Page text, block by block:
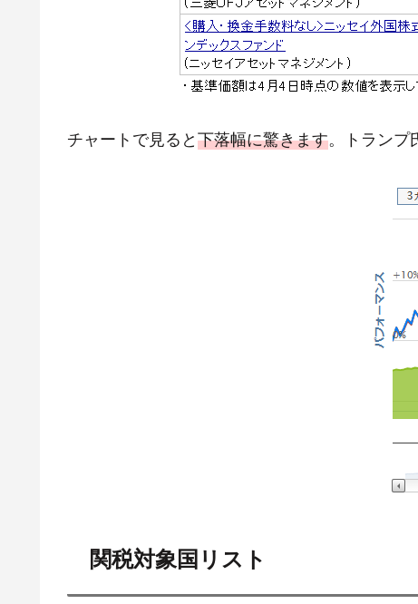
チャートで見ると下落幅に驚きます。トランプ
関税対象国リスト